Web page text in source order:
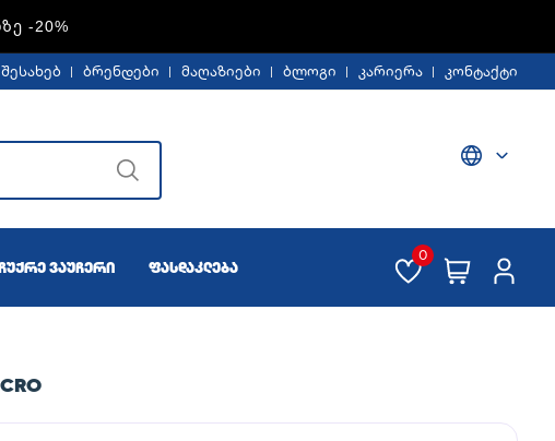
-30%
ბრენდები მაღაზიები ბლოგი კარიერა კონტაქტი
ვაუჩერი ფასდაკლება
0